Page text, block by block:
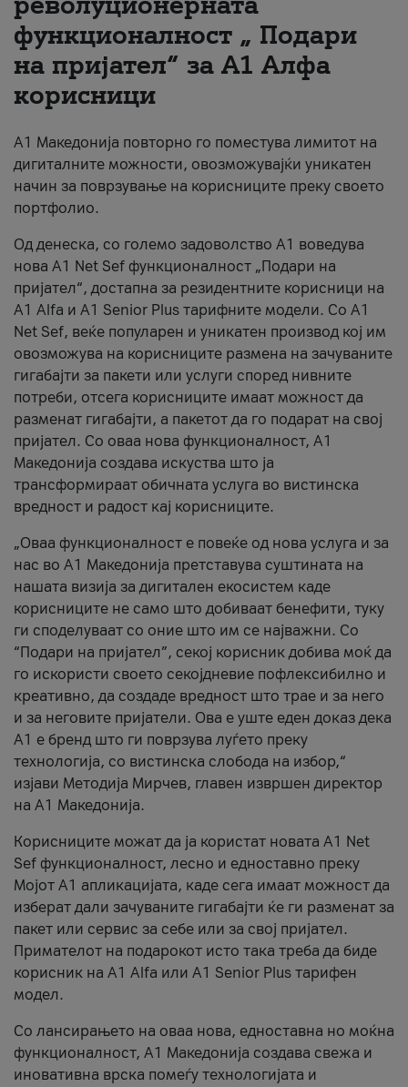
За нас
#ПодобарОнлајн
функционалност „ Подари
на пријател“ за А1 Алфа
корисници
А1 Македонија повторно го поместува лимитот на
дигиталните можности, овозможувајќи уникатен
начин за поврзување на корисниците преку своето
портфолио.
Од денеска, со големо задоволство А1 воведува
нова A1 Net Sef функционалност „Подари на
пријател“, достапна за резидентните корисници на
А1 Alfa и A1 Senior Plus тарифните модели. Со A1
Net Sef, веќе популарен и уникатен производ кој им
овозможува на корисниците размена на зачуваните
гигабајти за пакети или услуги според нивните
потреби, отсега корисниците имаат можност да
разменат гигабајти, а пакетот да го подарат на свој
пријател. Со оваа нова функционалност, А1
Македонија создава искуства што ја
трансформираат обичната услуга во вистинска
вредност и радост кај корисниците.
„Оваа функционалност е повеќе од нова услуга и за
нас во А1 Македонија претставува суштината на
нашата визија за дигитален екосистем каде
корисниците не само што добиваат бенефити, туку
ги споделуваат со оние што им се најважни. Со
“Подари на пријател”, секој корисник добива моќ да
го искористи своето секојдневие пофлексибилно и
креативно, да создаде вредност што трае и за него
и за неговите пријатели. Ова е уште еден доказ дека
А1 е бренд што ги поврзува луѓето преку
технологија, со вистинска слобода на избор,“
изјави Методија Мирчев, главен извршен директор
на А1 Македонија.
Корисниците можат да ја користат новата А1 Net
Sef функционалност, лесно и едноставно преку
Мојот А1 апликацијата, каде сега имаат можност да
изберат дали зачуваните гигабајти ќе ги разменат за
пакет или сервис за себе или за свој пријател.
Примателот на подарокот исто така треба да биде
корисник на А1 Alfa или A1 Senior Plus тарифен
модел.
Со лансирањето на оваа нова, едноставна но моќна
функционалност, А1 Македонија создава свежа и
иновативна врска помеѓу технологијата и